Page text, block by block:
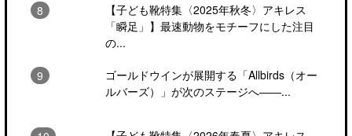
【子ども靴特集〈2025年秋冬〉アキレス
「瞬足」】最速動物をモチーフにした注目
の...
ゴールドウインが展開する「Allbirds（オー
ルバーズ）」が次のステージへ――...